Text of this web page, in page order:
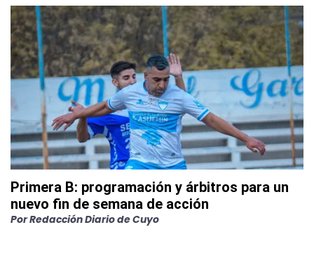
Primera B: programación y árbitros para un
nuevo fin de semana de acción
PorRedacción Diario de Cuyo